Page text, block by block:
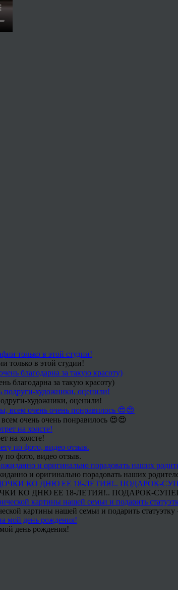
только в этой студии!
благодарна за такую красоту)
художники, оценили!
очень очень понравилось 😍😍
на холсте!
по фото, видео отзыв.
и оригинально порадовать наших
КО ДНЮ ЕЕ 18-ЛЕТИЯ!.. ПОДАРОК-
картины нашей семьи и подарить
день рождения!